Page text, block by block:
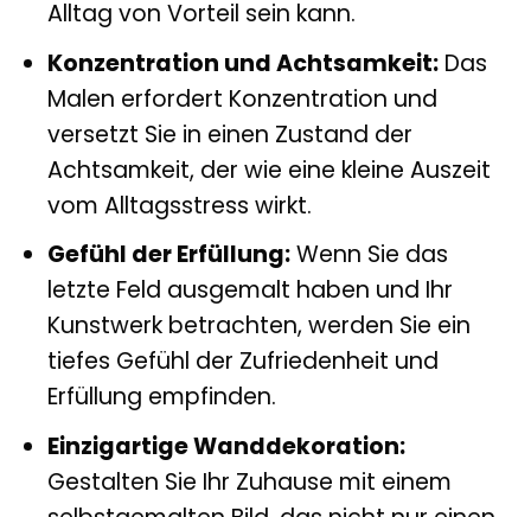
Alltag von Vorteil sein kann.
Konzentration und Achtsamkeit:Das
Malen erfordert Konzentration und
versetzt Sie in einen Zustand der
Achtsamkeit, der wie eine kleine Auszeit
vom Alltagsstress wirkt.
Gefühl der Erfüllung:Wenn Sie das
letzte Feld ausgemalt haben und Ihr
Kunstwerk betrachten, werden Sie ein
tiefes Gefühl der Zufriedenheit und
Erfüllung empfinden.
Einzigartige Wanddekoration:
Gestalten Sie Ihr Zuhause mit einem